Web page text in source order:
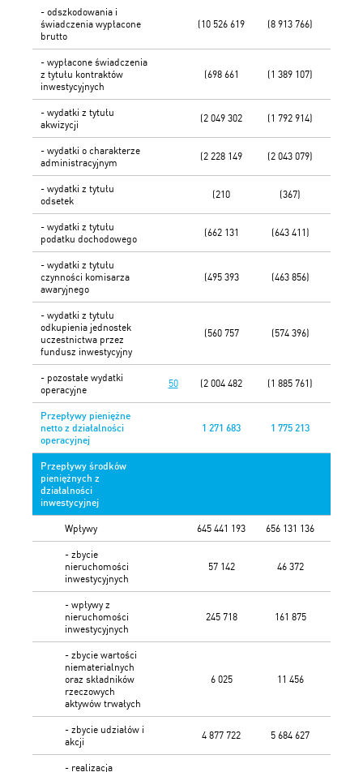
- odszkodowania i
świadczenia wypłacone
brutto
(10 526 619 (8 913 766)
- wypłacone świadczenia
z tytułu kontraktów
inwestycyjnych
(698 661 (1 389 107)
- wydatki z tytułu
akwizycji
(2 049 302 (1 792 914)
- wydatki o charakterze
administracyjnym
(2 228 149 (2 043 079)
- wydatki z tytułu
odsetek
(210 (367)
- wydatki z tytułu
podatku dochodowego
(662 131 (643 411)
- wydatki z tytułu
czynności komisarza
awaryjnego
(495 393 (463 856)
- wydatki z tytułu
odkupienia jednostek
uczestnictwa przez
fundusz inwestycyjny
(560 757 (574 396)
- pozostałe wydatki
operacyjne
50 (2 004 482 (1 885 761)
Przepływy pieniężne
netto z działalności
operacyjnej
1 271 683 1 775 213
Przepływy środków
pieniężnych z
działalności
inwestycyjnej
Wpływy 645 441 193 656 131 136
- zbycie
nieruchomości
inwestycyjnych
57 142 46 372
- wpływy z
nieruchomości
inwestycyjnych
245 718 161 875
- zbycie wartości
niematerialnych
oraz składników
rzeczowych
aktywów trwałych
6 025 11 456
- zbycie udziałów i
akcji
4 877 722 5 684 627
- realizacja